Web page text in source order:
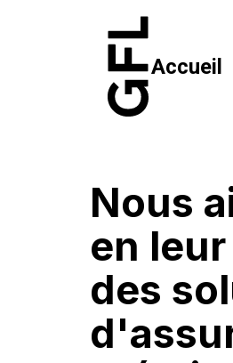
Accueil
Nous
en
des